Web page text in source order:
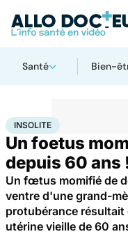
Santé Bien-
AccueilFamille
INSOLITE
Un foetus
depuis 60 ans
Un fœtus momifié de
ventre d'une grand-
protubérance
utérine vieille de 60